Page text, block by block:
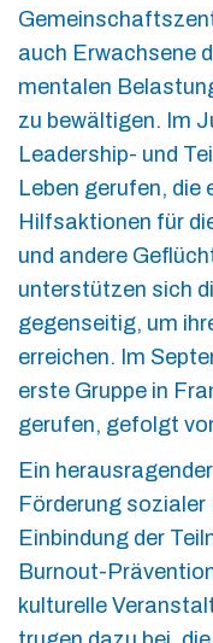
auch Erwachsene
mentalen
zu bewältigen. Im
Leadership- und
Leben gerufen, die
Hilfsaktionen für
und andere
unterstützen sich
gegenseitig, um
erreichen. Im
erste Gruppe in
gerufen, gefolgt
Ein
Förderung
Einbindung der
Burnout-
kulturelle